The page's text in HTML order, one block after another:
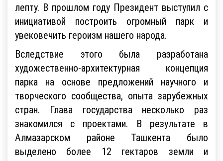
лепту. В прошлом году Президент выступил с
инициативой построить огромный парк и
увековечить героизм нашего народа.
Вследствие этого была разработана
художественно-архитектурная концепция
парка на основе предложений научного и
творческого сообщества, опыта зарубежных
стран. Глава государства несколько раз
знакомился с проектами. В результате в
Алмазарском районе Ташкента было
выделено более 12 гектаров земли и